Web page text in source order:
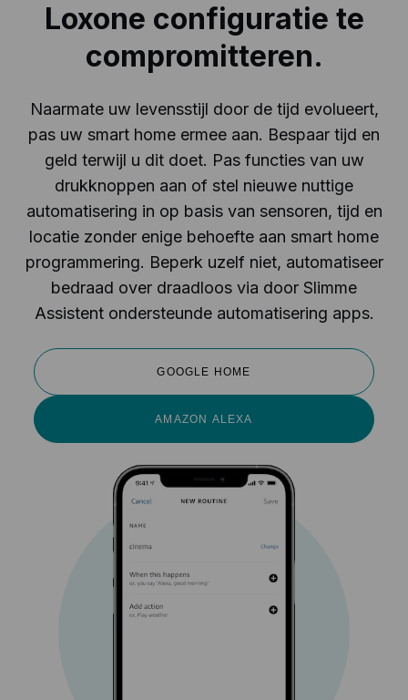
Loxone configuratie te
compromitteren.
Naarmate uw levensstijl door de tijd evolueert,
pas uw smart home ermee aan. Bespaar tijd en
geld terwijl u dit doet. Pas functies van uw
drukknoppen aan of stel nieuwe nuttige
automatisering in op basis van sensoren, tijd en
locatie zonder enige behoefte aan smart home
programmering. Beperk uzelf niet, automatiseer
bedraad over draadloos via door Slimme
Assistent ondersteunde automatisering apps.
GOOGLE HOME
AMAZON ALEXA